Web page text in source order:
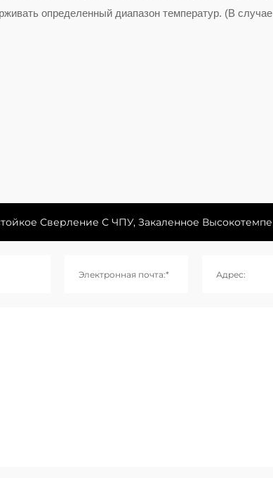
определенный диапазон температур. (В случае
Электронная почта:* Адрес: